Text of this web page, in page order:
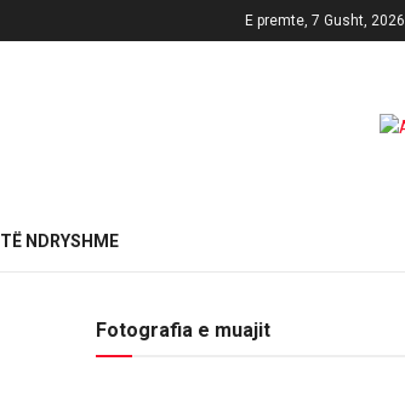
E premte, 7 Gusht, 2026
TË NDRYSHME
Fotografia e muajit